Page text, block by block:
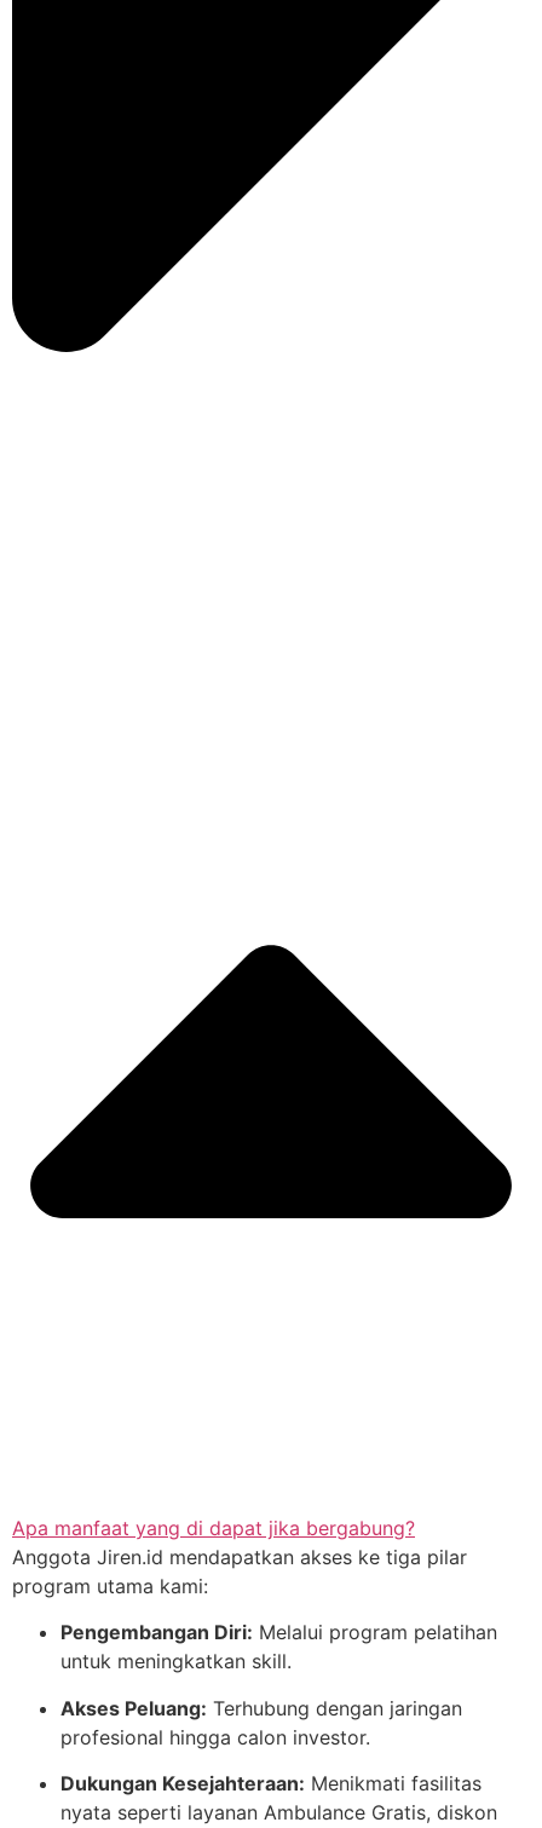
Apa manfaat yang di dapat jika bergabung?
Anggota Jiren.id mendapatkan akses ke tiga pilar
program utama kami:
Pengembangan Diri: Melalui program pelatihan
untuk meningkatkan skill.
Akses Peluang: Terhubung dengan jaringan
profesional hingga calon investor.
Dukungan Kesejahteraan: Menikmati fasilitas
nyata seperti layanan Ambulance Gratis, diskon